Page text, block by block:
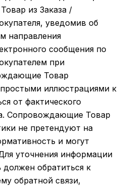
из Заказа /
уведомив об
направления
сообщения по
при
Товар
иллюстрациями к
от фактического
Сопровождающие Товар
не претендуют на
и могут
уточнения информации
обратиться к
обратной связи,